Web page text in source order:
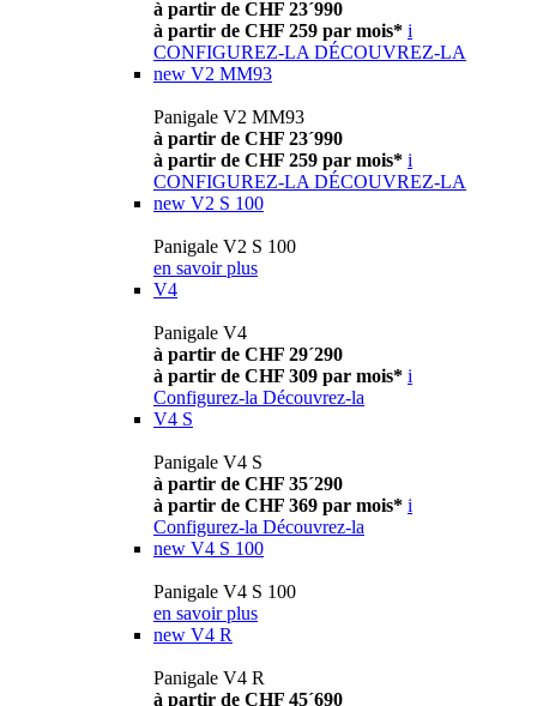
à partir de CHF 23´990
à partir de CHF 259 par mois* i
CONFIGUREZ-LA DÉCOUVREZ-LA
new V2 MM93
Panigale V2 MM93
à partir de CHF 23´990
à partir de CHF 259 par mois* i
CONFIGUREZ-LA DÉCOUVREZ-LA
new V2 S 100
Panigale V2 S 100
en savoir plus
V4
Panigale V4
à partir de CHF 29´290
à partir de CHF 309 par mois* i
Configurez-la Découvrez-la
V4 S
Panigale V4 S
à partir de CHF 35´290
à partir de CHF 369 par mois* i
Configurez-la Découvrez-la
new V4 S 100
Panigale V4 S 100
en savoir plus
new V4 R
Panigale V4 R
à partir de CHF 45´690